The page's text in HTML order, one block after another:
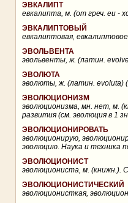
ЭВКАЛИПТ
евкалипта, м. (от греч. eu -
ЭВКАЛИПТОВЫЙ
евкалиптовая,
ЭВОЛЬВЕНТА
эвольвенты, ж. (латин.
ЭВОЛЮТА
эволюты, ж. (латин. evoluta)
ЭВОЛЮЦИОНИЗМ
эволюционизма, мн. нет, м.
развития (см. эволюция в 1
ЭВОЛЮЦИОНИРОВАТЬ
эволюционирую,
эволюцию. Наука и техника
ЭВОЛЮЦИОНИСТ
эволюциониста, м. (книжн.).
ЭВОЛЮЦИОНИСТИЧЕСКИЙ
эволюционисткая,